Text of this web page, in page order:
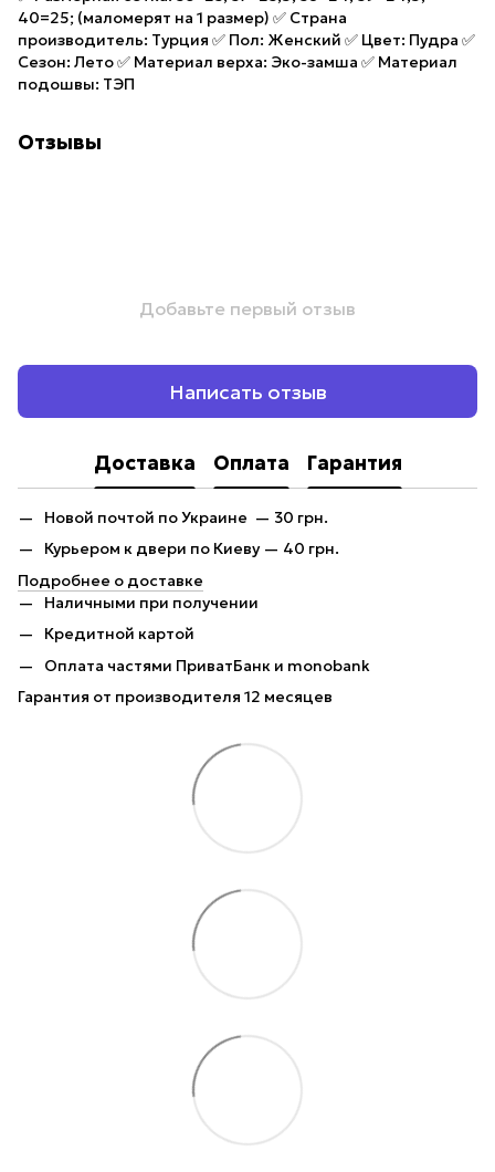
40=25; (маломерят на 1 размер) ✅ Страна
производитель: Турция ✅ Пол: Женский ✅ Цвет: Пудра ✅
Сезон: Лето ✅ Материал верха: Эко-замша ✅ Материал
подошвы: ТЭП
Отзывы
Добавьте первый отзыв
Написать отзыв
Доставка Оплата Гарантия
Новой почтой по Украине — 30 грн.
Курьером к двери по Киеву — 40 грн.
Подробнее о доставке
Наличными при получении
Кредитной картой
Оплата частями ПриватБанк и monobank
Гарантия от производителя 12 месяцев